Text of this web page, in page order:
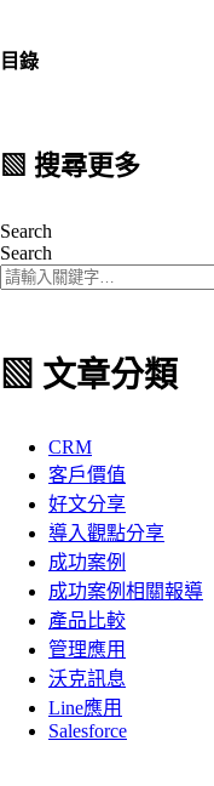
目錄
▧ 搜尋更多
Search
Search
▧ 文章分類
CRM
客戶價值
好文分享
導入觀點分享
成功案例
成功案例相關報導
產品比較
管理應用
沃克訊息
Line應用
Salesforce